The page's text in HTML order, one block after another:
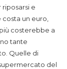
e
un euro,
costerebbe a
tante
Quelle di
del